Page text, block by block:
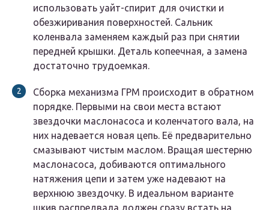
использовать уайт-спирит для очистки и
обезжиривания поверхностей. Сальник
коленвала заменяем каждый раз при снятии
передней крышки. Деталь копеечная, а замена
достаточно трудоемкая.
Сборка механизма ГРМ происходит в обратном
порядке. Первыми на свои места встают
звездочки маслонасоса и коленчатого вала, на
них надевается новая цепь. Её предварительно
смазывают чистым маслом. Вращая шестерню
маслонасоса, добиваются оптимального
натяжения цепи и затем уже надевают на
верхнюю звездочку. В идеальном варианте